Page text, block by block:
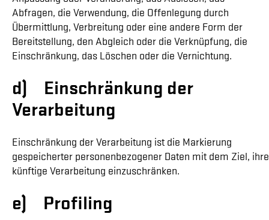
Abfragen, die Verwendung, die Offenlegung durch
Übermittlung, Verbreitung oder eine andere Form der
Bereitstellung, den Abgleich oder die Verknüpfung, die
Einschränkung, das Löschen oder die Vernichtung.
d) Einschränkung der
Verarbeitung
Einschränkung der Verarbeitung ist die Markierung
gespeicherter personenbezogener Daten mit dem Ziel, ihre
künftige Verarbeitung einzuschränken.
e) Profiling